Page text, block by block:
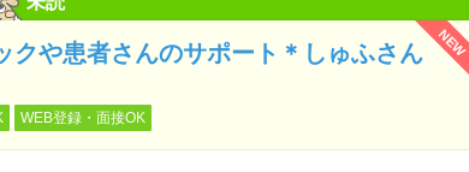
NEW
クや患者さんのサポート＊しゅふさん
WEB登録・面接OK